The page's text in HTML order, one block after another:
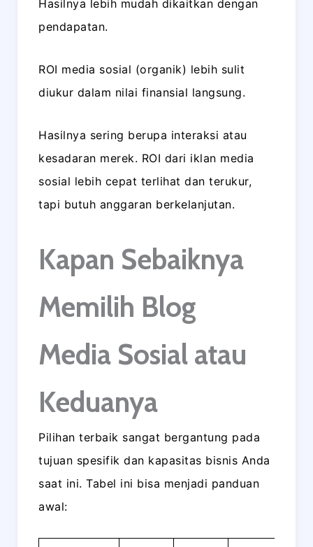
Hasilnya lebih mudah dikaitkan dengan
pendapatan.
ROI media sosial (organik) lebih sulit
diukur dalam nilai finansial langsung.
Hasilnya sering berupa interaksi atau
kesadaran merek. ROI dari iklan media
sosial lebih cepat terlihat dan terukur,
tapi butuh anggaran berkelanjutan.
Kapan Sebaiknya
Memilih Blog
Media Sosial atau
Keduanya
Pilihan terbaik sangat bergantung pada
tujuan spesifik dan kapasitas bisnis Anda
saat ini. Tabel ini bisa menjadi panduan
awal: